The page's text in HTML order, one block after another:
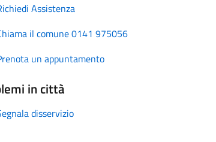
Assistenza
il comune 0141 975056
un appuntamento
in città
disservizio